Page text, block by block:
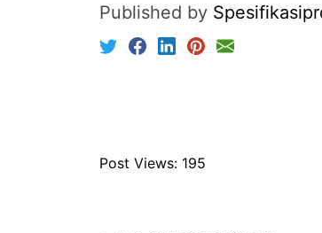
Published by
Post Views: 195